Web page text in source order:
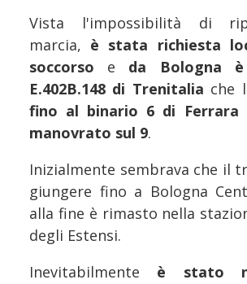
Vista l'impossibilità di
marcia, è stata richiesta
soccorso e da Bologna
E.402B.148 di Trenitalia che
fino al binario 6 di
manovrato sul 9.
Inizialmente sembrava che il
giungere fino a Bologna
alla fine è rimasto nella
degli Estensi.
Inevitabilmente è stato